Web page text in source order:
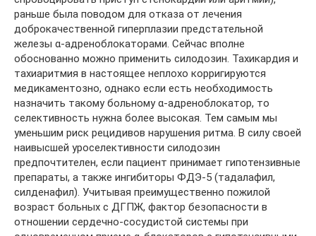
раньше была поводом для отказа от лечения
доброкачественной гиперплазии предстательной
железы α-адреноблокаторами. Сейчас вполне
обоснованно можно применить силодозин. Тахикардия и
тахиаритмия в настоящее неплохо корригируются
медикаментозно, однако если есть необходимость
назначить такому больному α-адреноблокатор, то
селективность нужна более высокая. Тем самым мы
уменьшим риск рецидивов нарушения ритма. В силу своей
наивысшей уроселективности силодозин
предпочтителен, если пациент принимает гипотензивные
препараты, а также ингибиторы ФДЭ-5 (тадалафил,
силденафил). Учитывая преимущественно пожилой
возраст больных с ДГПЖ, фактор безопасности в
отношении сердечно-сосудистой системы при